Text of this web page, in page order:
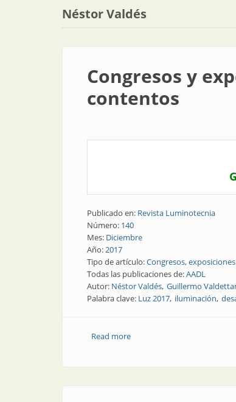
Néstor Valdés
Congresos y
contentos
Publicado en: Revista Luminotecnia
Número: 140
Mes: Diciembre
Año:2017
Tipo de artículo:Congresos,
Todas las publicaciones de:AADL
Autor: Néstor Valdés Guillermo
Palabra clave: Luz 2017 iluminación
Read moreabout Congresos y